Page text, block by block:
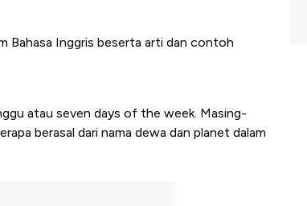
Bahasa Inggris beserta arti dan contoh
atau seven days of the week. Masing-
berasal dari nama dewa dan planet dalam